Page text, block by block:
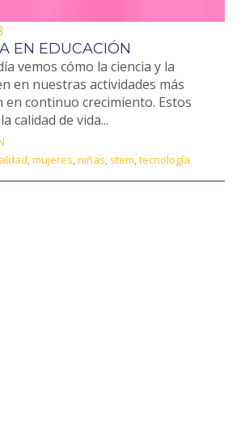
EN EDUCACIÓN
vemos cómo la ciencia y la
en nuestras actividades más
en continuo crecimiento. Estos
calidad de vida...
,mujeres,niñas, stem,tecnología